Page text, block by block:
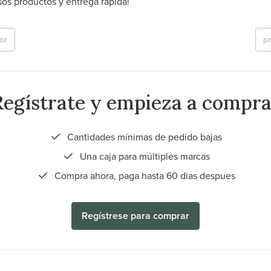
y empieza a
Cantidades mínimas de pedido bajas
Una caja para múltiples marcas
Compra ahora, paga hasta 60 dias despues
Regístrese para comprar